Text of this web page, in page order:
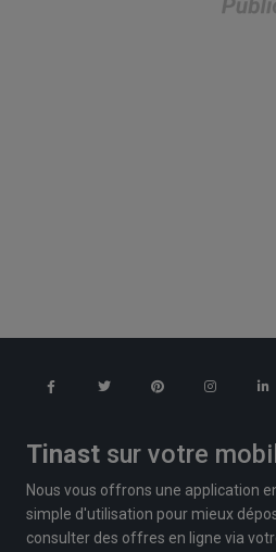
Tinast sur votre
Nous vous offrons une application
simple d'utilisation pour mieux
consulter des offres en ligne via